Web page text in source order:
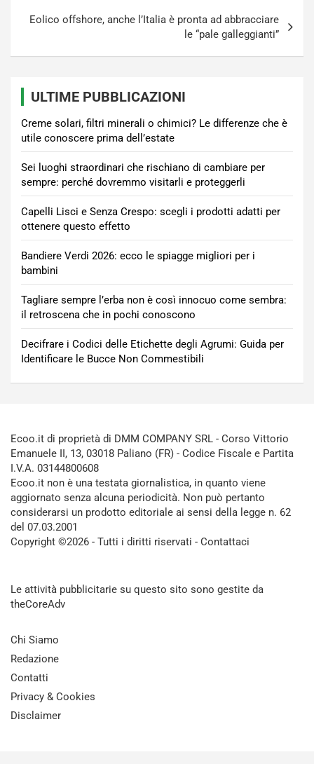
Eolico offshore, anche l’Italia è pronta ad abbracciare
le “pale galleggianti”
ULTIME PUBBLICAZIONI
Creme solari, filtri minerali o chimici? Le differenze che è
utile conoscere prima dell’estate
Sei luoghi straordinari che rischiano di cambiare per
sempre: perché dovremmo visitarli e proteggerli
Capelli Lisci e Senza Crespo: scegli i prodotti adatti per
ottenere questo effetto
Bandiere Verdi 2026: ecco le spiagge migliori per i
bambini
Tagliare sempre l’erba non è così innocuo come sembra:
il retroscena che in pochi conoscono
Decifrare i Codici delle Etichette degli Agrumi: Guida per
Identificare le Bucce Non Commestibili
Ecoo.it di proprietà di DMM COMPANY SRL - Corso Vittorio
Emanuele II, 13, 03018 Paliano (FR) - Codice Fiscale e Partita
I.V.A. 03144800608
Ecoo.it non è una testata giornalistica, in quanto viene
aggiornato senza alcuna periodicità. Non può pertanto
considerarsi un prodotto editoriale ai sensi della legge n. 62
del 07.03.2001
Copyright ©2026 - Tutti i diritti riservati - Contattaci
Le attività pubblicitarie su questo sito sono gestite da
theCoreAdv
Chi Siamo
Redazione
Contatti
Privacy & Cookies
Disclaimer